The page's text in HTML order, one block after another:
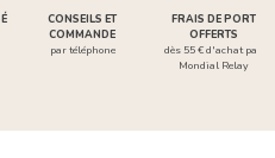
CONSEILS ET
COMMANDE
par téléphone
FRAIS DE PORT
OFFERTS
dès 55 € d'achat par
Mondial Relay